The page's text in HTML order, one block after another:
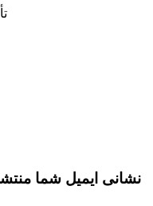
نشانی ایمیل شما